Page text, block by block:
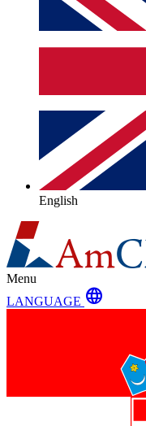
English
Menu
LANGUAGE language